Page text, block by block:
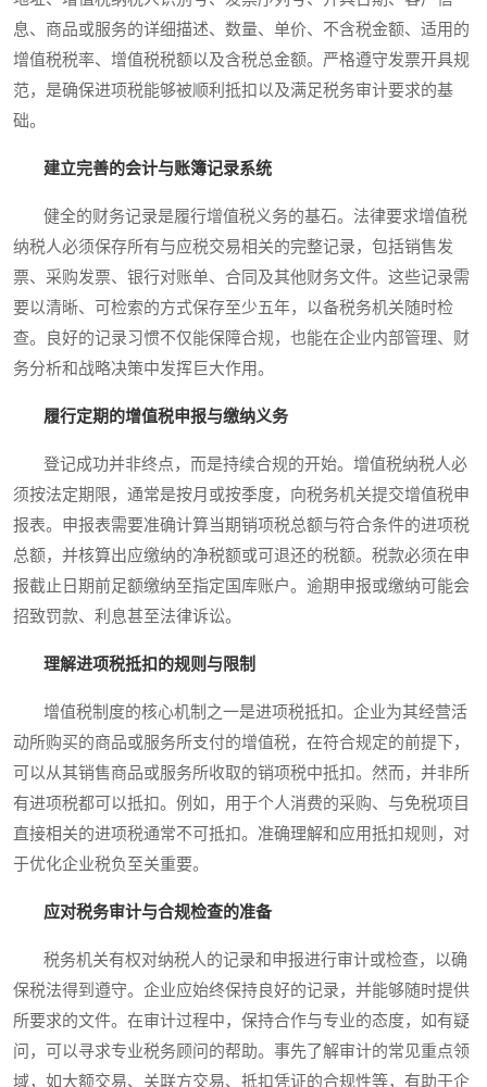
息、商品或服务的详细描述、数量、单价、不含税金额、适用的
增值税税率、增值税税额以及含税总金额。严格遵守发票开具规
范，是确保进项税能够被顺利抵扣以及满足税务审计要求的基
础。
建立完善的会计与账簿记录系统
健全的财务记录是履行增值税义务的基石。法律要求增值税
纳税人必须保存所有与应税交易相关的完整记录，包括销售发
票、采购发票、银行对账单、合同及其他财务文件。这些记录需
要以清晰、可检索的方式保存至少五年，以备税务机关随时检
查。良好的记录习惯不仅能保障合规，也能在企业内部管理、财
务分析和战略决策中发挥巨大作用。
履行定期的增值税申报与缴纳义务
登记成功并非终点，而是持续合规的开始。增值税纳税人必
须按法定期限，通常是按月或按季度，向税务机关提交增值税申
报表。申报表需要准确计算当期销项税总额与符合条件的进项税
总额，并核算出应缴纳的净税额或可退还的税额。税款必须在申
报截止日期前足额缴纳至指定国库账户。逾期申报或缴纳可能会
招致罚款、利息甚至法律诉讼。
理解进项税抵扣的规则与限制
增值税制度的核心机制之一是进项税抵扣。企业为其经营活
动所购买的商品或服务所支付的增值税，在符合规定的前提下，
可以从其销售商品或服务所收取的销项税中抵扣。然而，并非所
有进项税都可以抵扣。例如，用于个人消费的采购、与免税项目
直接相关的进项税通常不可抵扣。准确理解和应用抵扣规则，对
于优化企业税负至关重要。
应对税务审计与合规检查的准备
税务机关有权对纳税人的记录和申报进行审计或检查，以确
保税法得到遵守。企业应始终保持良好的记录，并能够随时提供
所要求的文件。在审计过程中，保持合作与专业的态度，如有疑
问，可以寻求专业税务顾问的帮助。事先了解审计的常见重点领
域，如大额交易、关联方交易、抵扣凭证的合规性等，有助于企